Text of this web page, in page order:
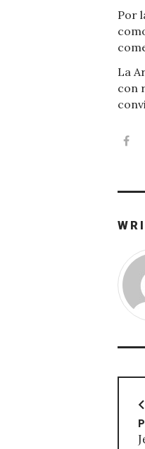
Por
La
con
de